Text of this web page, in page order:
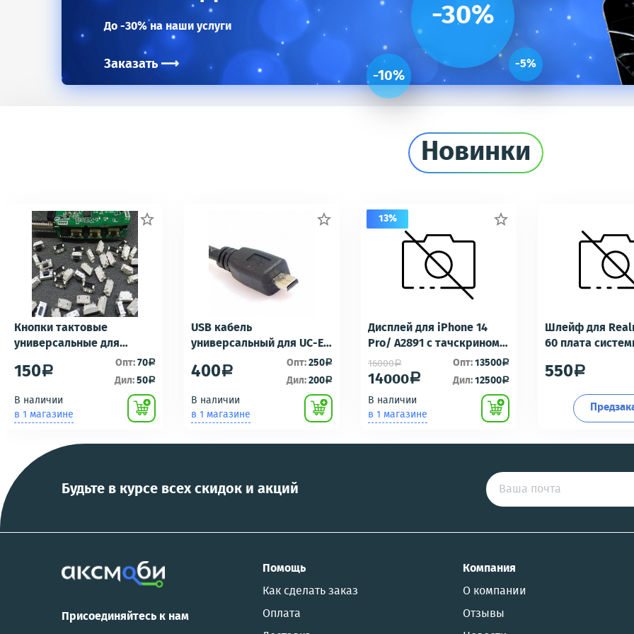
До -30% на наши услуги
Заказать⟶
-30%
-10%
-5%
Новинки

Кнопки тактовые
универсальные для
сигнализаций (кнопки,
ключи) Scher-Khan,
Tomahawk, Pandora, KGB,
Pantera, Alligator и другие
150a Опт:70a
Дил:50a
В наличии
в 1 магазине

USB кабель
универсальный для UC-E6
UC-E16 UC-E17 зарядка/
подключению к пк для
NIKON/SONY COOL
PIX/PANASONIC/OLYMPUS
400a Опт:250a
Дил:200a
В наличии
в 1 магазине

Дисплей для iPhone 14
Pro/ A2891 с тачскрином
Черный - OR100 с разбора
идеальное состояние
16000a
14000a
13%
Опт:13500a
Дил:12500a
В наличии
в 1 магазине
Шлейф для
60 плата
гарнитуры/
Премиум
550a
Будьте в курсе всех скидок и акций
Присоединяйтесь к нам
Помощь
Как сделать заказ
Оплата
Компания
О компании
Отзывы